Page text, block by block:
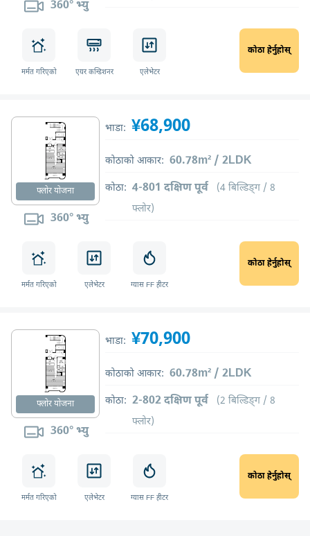
360° भ्यु
मर्मत गरिएको एयर कन्डिशनर एलेभेटर
कोठा हेर्नुहोस्
फ्लोर योजना
360° भ्यु
भाडा: ¥68,900
कोठाको आकार: 60.78m² / 2LDK
कोठा: 4-801 दक्षिण पूर्व
(4 बिल्डिङ्ग / 8
फ्लोर)
मर्मत गरिएको एलेभेटर ग्यास FF हीटर
कोठा हेर्नुहोस्
फ्लोर योजना
360° भ्यु
भाडा: ¥70,900
कोठाको आकार: 60.78m² / 2LDK
कोठा: 2-802 दक्षिण पूर्व
(2 बिल्डिङ्ग / 8
फ्लोर)
मर्मत गरिएको एलेभेटर ग्यास FF हीटर
कोठा हेर्नुहोस्